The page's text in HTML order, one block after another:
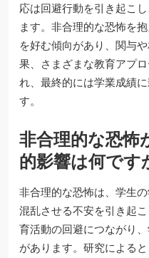
応は回避行動を引き起こ
ます。非合理的な恐怖を
を好む傾向があり、関与
果、さまざまな教育アプ
れ、最終的には学業成績
す。
非合理的な恐怖
的影響は何です
非合理的な恐怖は、学生
混乱させる不安を引き起
育活動の回避につながり
があります。研究による